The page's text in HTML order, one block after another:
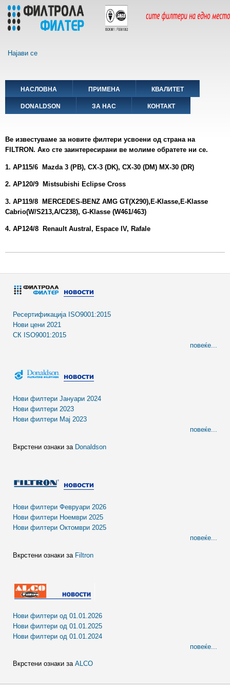
Skip
main
Најави се
Main
navigation
НАСЛОВНА ПРИМЕНА КВАЛИТЕТ
DONALDSON ЗА НАС КОНТАКТ
Ве известуваме за новите филтери усвоени од страна на
F ILTRON. Ако сте заинтeресирани ве молиме обратете ни се.
1. AP115/6 Mazda 3 (PB), CX-3 (DK), CX-30 (DM) MX-30 (DR)
2. AP120/9 Mistsubishi Eclipse Cross
3. AP119/8 MERCEDES-BENZ AMG GT(X290),E-Klasse,E-Klasse
Cabrio(W/S213,A/C238), G-Klasse (W461/463)
4. AP124/8 Renault Austral, Espace IV, Rafale
Ресертификација ISO9001:2015
Нови цени 2021
СК ISO9001:2015
повеќе...
Нови филтери Јануари 2024
Нови филтери 2023
Нови филтери Мај 2023
повеќе...
Вкрстени ознаки за Donaldson
Нови филтери Февруари 2026
Нови филтери Ноември 2025
Нови филтери Октомври 2025
повеќе...
Вкрстени ознаки за Filtron
Нови филтери од 01.01.2026
Нови филтери од 01.01.2025
Нови филтери од 01.01.2024
повеќе...
Вкрстени ознаки за ALCO